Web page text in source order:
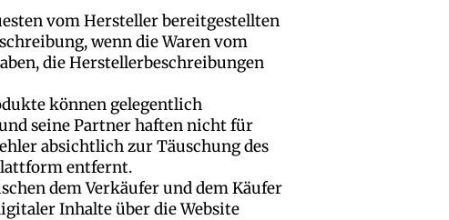
vom Hersteller bereitgestellten
wenn die Waren vom
die Herstellerbeschreibungen
können gelegentlich
seine Partner haften nicht für
absichtlich zur Täuschung des
entfernt.
dem Verkäufer und dem Käufer
Inhalte über die Website